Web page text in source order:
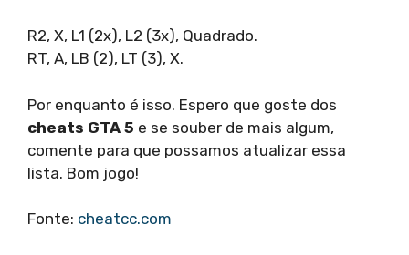
R2, X, L1 (2x), L2 (3x), Quadrado.
RT, A, LB (2), LT (3), X.
Por enquanto é isso. Espero que goste dos
cheats GTA 5 e se souber de mais algum,
comente para que possamos atualizar essa
lista. Bom jogo!
Fonte: cheatcc.com